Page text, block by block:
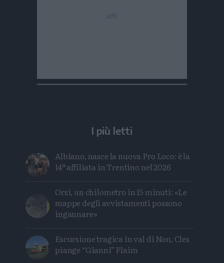
I più letti
Albiano, nasce la nuova Pro Loco: è la
14ª affiliata in Trentino nel 2026
Orsi, un chilometro in 15 minuti: «Le
mappe degli avvistamenti possono
ingannare»
Escursione tragica in val di Non, Cles
piange “Gianni” Flaim